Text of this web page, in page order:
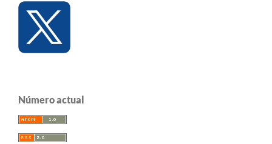
Número actual